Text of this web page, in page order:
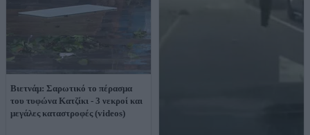
Βιετνάμ: Σαρωτικό το πέρασμα
του τυφώνα Κατζίκι - 3 νεκροί και
μεγάλες καταστροφές (videos)